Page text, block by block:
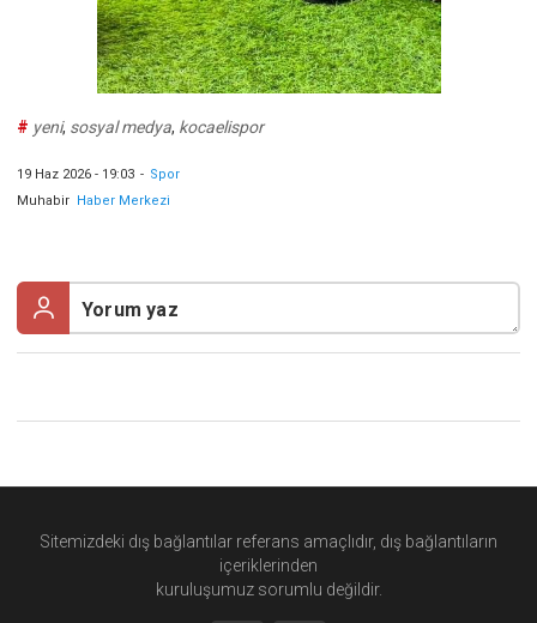
# yeni, sosyal medya, kocaelispor
19 Haz 2026 - 19:03 - Spor
Muhabir Haber Merkezi
Sitemizdeki dış bağlantılar referans amaçlıdır, dış bağlantıların
içeriklerinden
kuruluşumuz sorumlu değildir.